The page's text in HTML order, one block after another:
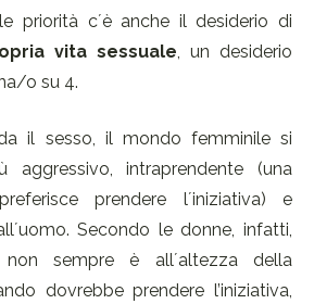
priorità c´è anche il desiderio di
vita sessuale, un desiderio
o su 4.
il sesso, il mondo femminile si
aggressivo, intraprendente (una
prendere l´iniziativa) e
Secondo le donne, infatti,
non sempre è all´altezza della
dovrebbe prendere l’iniziativa,